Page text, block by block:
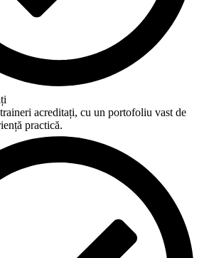
acreditați, cu un portofoliu vast de
practică.